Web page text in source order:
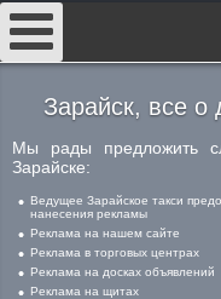
Зарайск, все о
Мы рады предложить
Зарайске:
Ведущее Зарайское такси
нанесения рекламы
Реклама на нашем сайте
Реклама в торговых центрах
Реклама на досках объявлений
Реклама на щитах